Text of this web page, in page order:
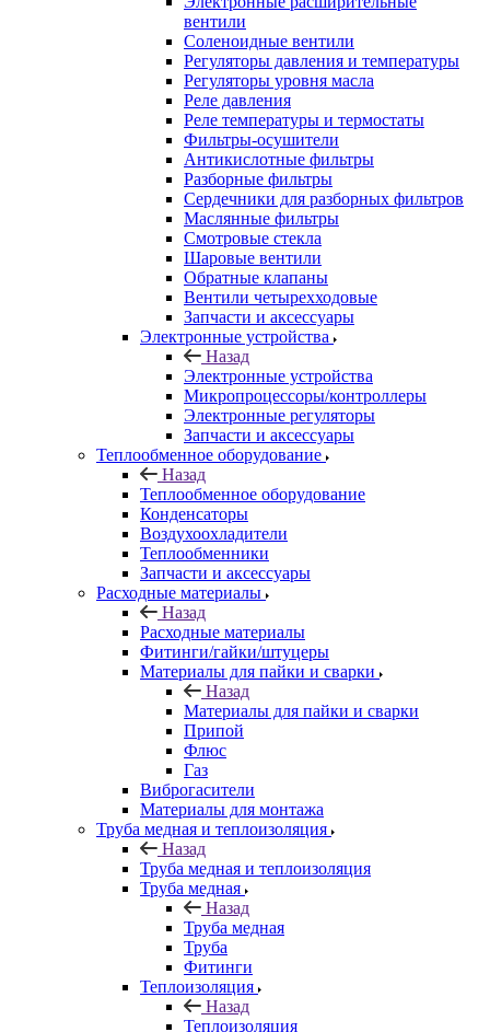
вентили
Соленоидные вентили
Регуляторы давления и температуры
Регуляторы уровня масла
Реле давления
Реле температуры и термостаты
Фильтры-осушители
Антикислотные фильтры
Разборные фильтры
Сердечники для разборных фильтров
Маслянные фильтры
Смотровые стекла
Шаровые вентили
Обратные клапаны
Вентили четырехходовые
Запчасти и аксессуары
Электронные устройства
Назад
Электронные устройства
Микропроцессоры/контроллеры
Электронные регуляторы
Запчасти и аксессуары
Теплообменное оборудование
Назад
Теплообменное оборудование
Конденсаторы
Воздухоохладители
Теплообменники
Запчасти и аксессуары
Расходные материалы
Назад
Расходные материалы
Фитинги/гайки/штуцеры
Материалы для пайки и сварки
Назад
Материалы для пайки и сварки
Припой
Флюс
Газ
Виброгасители
Материалы для монтажа
Труба медная и теплоизоляция
Назад
Труба медная и теплоизоляция
Труба медная
Назад
Труба медная
Труба
Фитинги
Теплоизоляция
Назад
Теплоизоляция